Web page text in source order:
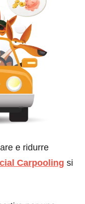
e ridurre
Carpooling si